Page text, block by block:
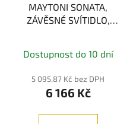
MAYTONI SONATA,
ZÁVĚSNÉ SVÍTIDLO,
Dostupnost do 10 dní
5 095,87 Kč bez DPH
6 166 Kč